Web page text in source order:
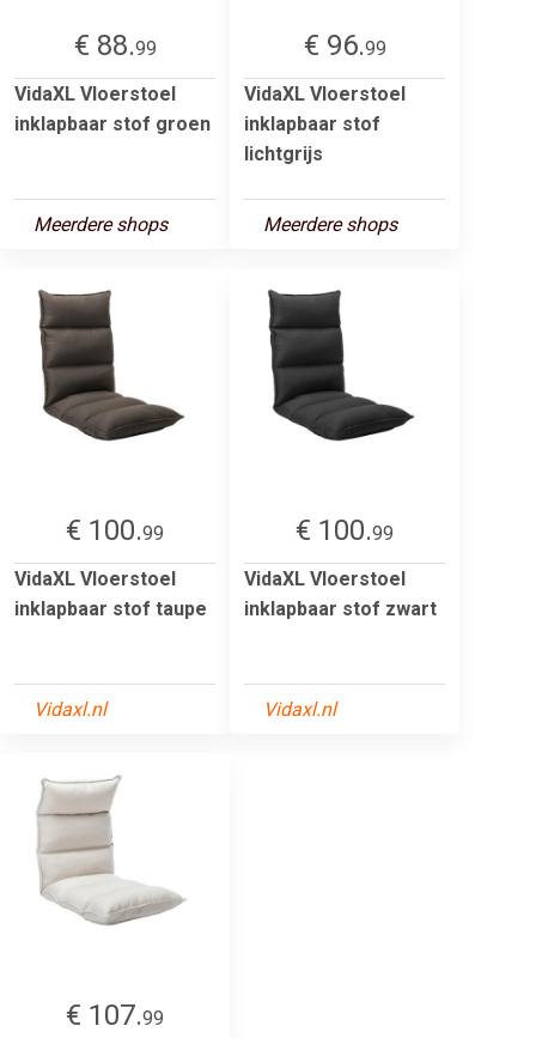
€ 88.99
VidaXL Vloerstoel
inklapbaar stof groen
Meerdere shops
€ 96.99
VidaXL Vloerstoel
inklapbaar stof
lichtgrijs
Meerdere shops
€ 100.99
VidaXL Vloerstoel
inklapbaar stof taupe
Vidaxl.nl
€ 100.99
VidaXL Vloerstoel
inklapbaar stof zwart
Vidaxl.nl
€ 107.99